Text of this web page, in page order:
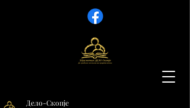
Дело-Скопје